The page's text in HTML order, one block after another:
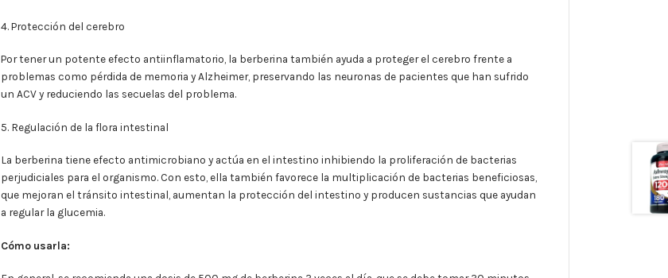
4. Protección del cerebro
Por tener un potente efecto antiinflamatorio, la berberina también ayuda a proteger el cerebro frente a
problemas como pérdida de memoria y Alzheimer, preservando las neuronas de pacientes que han sufrido
un ACV y reduciendo las secuelas del problema.
5. Regulación de la flora intestinal
La berberina tiene efecto antimicrobiano y actúa en el intestino inhibiendo la proliferación de bacterias
perjudiciales para el organismo. Con esto, ella también favorece la multiplicación de bacterias beneficiosas,
que mejoran el tránsito intestinal, aumentan la protección del intestino y producen sustancias que ayudan
a regular la glucemia.
Cómo usarla: